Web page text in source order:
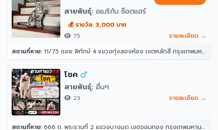
สายพันธุ์: อเมริกัน ช็อตแฮร์
💰 รางวัล: 3,000 บาท
75
รายละเอียด →
สถานที่หาย: 11/75 ซอย พิทักษ์ 4 แขวงทุ่งสองห้อง เขตหลักสี่ กรุงเทพมหานคร 10210
โชค
สายพันธุ์: อื่นๆ
23 รายละเอียด →
สถานที่หาย: 666 ถ. พระรามที่ 2 แขวงบางมด เขตจอมทอง กรุงเทพมหานคร 10150